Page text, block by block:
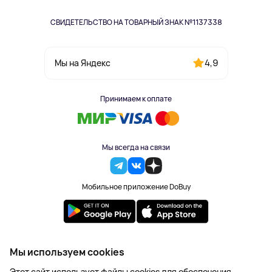
СВИДЕТЕЛЬСТВО НА ТОВАРНЫЙ ЗНАК №1137338
Мы на Яндекс 4,9
Принимаем к оплате
Мы всегда на связи
Мобильное приложение DoBuy
2023-2026 © DoBuy. Все права защищены
Правила обработки персональных данных
Мы используем cookies